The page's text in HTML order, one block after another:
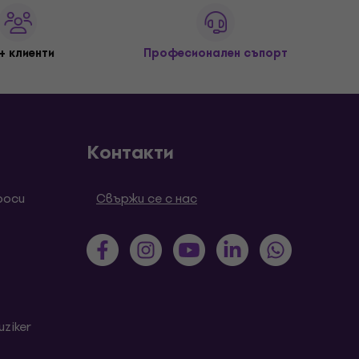
клиенти Професионален съпорт
Контакти
Свържи се с нас